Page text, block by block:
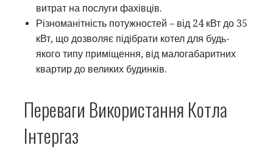
витрат на послуги фахівців.
Різноманітність потужностей – від 24 кВт до 35
кВт, що дозволяє підібрати котел для будь-
якого типу приміщення, від малогабаритних
квартир до великих будинків.
Переваги Використання Котла
Інтергаз